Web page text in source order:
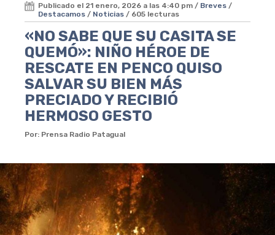
Publicado el 21 enero, 2026 a las 4:40 pm / Breves /
Destacamos / Noticias / 605 lecturas
«NO SABE QUE SU CASITA SE
QUEMÓ»: NIÑO HÉROE DE
RESCATE EN PENCO QUISO
SALVAR SU BIEN MÁS
PRECIADO Y RECIBIÓ
HERMOSO GESTO
Por: Prensa Radio Patagual